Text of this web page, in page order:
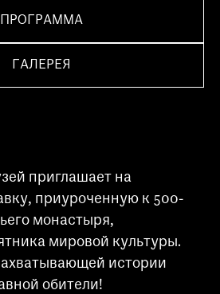
ПРОГРАММА
ГАЛЕРЕЯ
приглашает на
приуроченную к 500-
монастыря,
мировой культуры.
истории
обители!